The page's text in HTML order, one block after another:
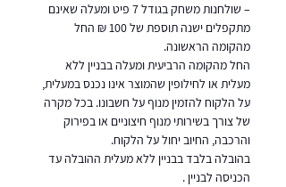
– שולחנות משחק בגודל 7 פיט ומעלה שאינם
מתקפלים ישנה תוספת של 100 ₪ החל
מהקומה הראשונה.
החל מהקומה הרביעית ומעלה בבניין ללא
מעלית או לחילופין שהמוצר אינו נכנס במעלית,
על הלקוח להזמין מנוף על חשבונו. בכל מקרה
של צורך בשירותי מנוף חיצוניים או בפירוק
והרכבה, החיוב יחול על הלקוח.
בהובלה בלבד בבניין ללא מעלית ההובלה עד
הכניסה לבניין .